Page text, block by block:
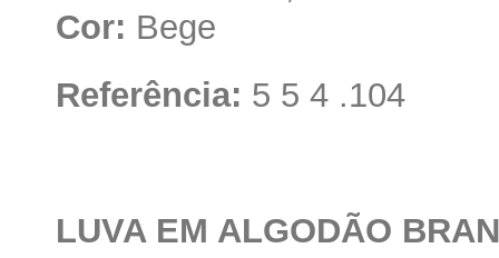
Cor: Bege
Referência: 5 5 4 .104
LUVA EM ALGODÃO